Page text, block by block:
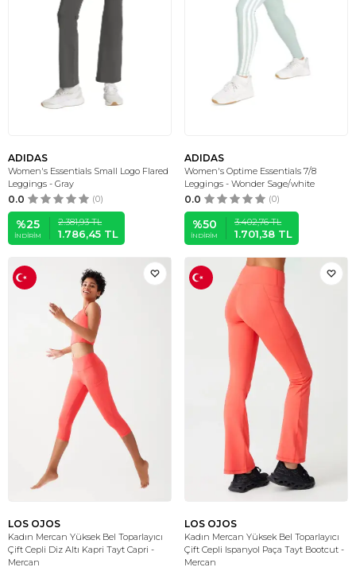
ADIDAS
Women's Essentials Small Logo Flared
Leggings - Gray
0.0 (0)
%25
İNDIRIM
2.381,93TL
1.786,45 TL
ADIDAS
Women's Optime Essentials 7/8
Leggings - Wonder Sage/white
0.0 (0)
%50
İNDIRIM
3.402,76TL
1.701,38 TL
LOS OJOS
Kadın Mercan Yüksek Bel Toparlayıcı
Çift Cepli Diz Altı Kapri Tayt Capri -
Mercan
LOS OJOS
Kadın Mercan Yüksek Bel Toparlayıcı
Çift Cepli Ispanyol Paça Tayt Bootcut -
Mercan